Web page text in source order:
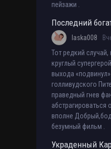
пейзажи .
Последний
laska008
Тот редкий
круглый
выхода
голливудского
праведный гнев
абстрагироваться
вполне
безумный фильм .
Украденный